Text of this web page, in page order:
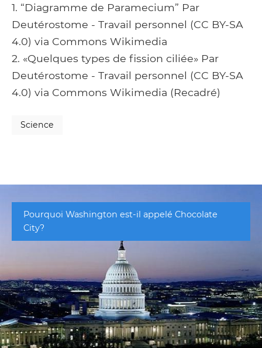
1. “Diagramme de Paramecium” Par
Deutérostome - Travail personnel (CC BY-SA
4.0) via Commons Wikimedia
2. «Quelques types de fission ciliée» Par
Deutérostome - Travail personnel (CC BY-SA
4.0) via Commons Wikimedia (Recadré)
Science
Pourquoi Washington est-il appelé Chocolate
City?